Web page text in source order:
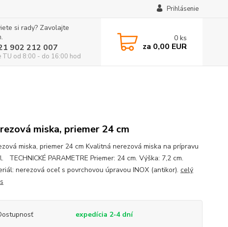
Prihlásenie
si rady? Zavolajte
902 212 007
TU od 8:00 - do 16:00 hod
0 ks
za 0,00 EUR
miska, priemer 24 cm
miska, priemer 24 cm Kvalitná nerezová miska na prípravu
TECHNICKÉ PARAMETRE Priemer: 24 cm. Výška: 7,2 cm.
nerezová oceľ s povrchovou úpravou INOX (antikor). celý
expedícia 2-4 dní